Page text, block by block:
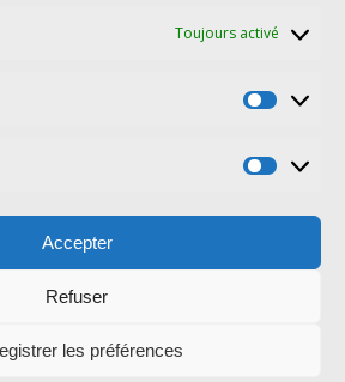
Toujours activé
Accepter
Refuser
les préférences
Cookies Politique de confidentialité
Allergènes
HAUT DE PAGE